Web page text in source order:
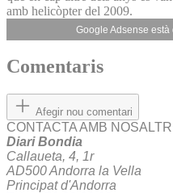
amb helicòpter del 2009.
Google Adsense està
Comentaris
Afegir nou comentari
CONTACTA AMB
Diari Bondia
Callaueta, 4, 1r
AD500 Andorra la Vella
Principat d'Andorra